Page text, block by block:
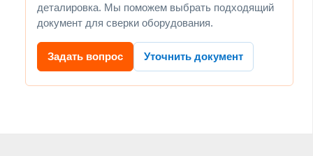
деталировка. Мы поможем выбрать подходящий
документ для сверки оборудования.
Задать вопрос Уточнить документ